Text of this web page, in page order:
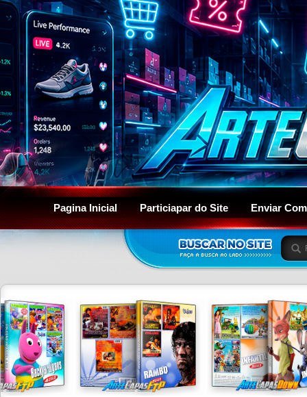
Pagina Inicial Particiapar do Site Enviar